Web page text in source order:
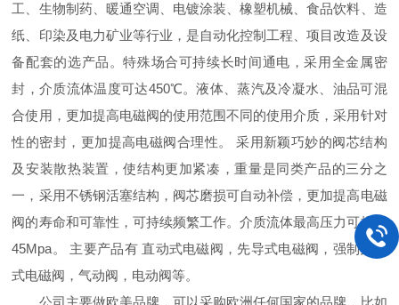
工、生物制药、暖通空调、电镀涂装、橡塑机械、食品饮料、造
纸、印染及电力矿业等行业，是自动化控制工程、项目改造及设
备配套的选产品。特殊场合可持续长时间通电，采用全金属密
封，介质流体温度可达450℃。液体、蒸汽及冷凝水、油品可混
合使用，更加提高电磁阀的使用范围不同的使用介质，采用针对
性的密封，更加提高电磁阀合理性。 采用新颖巧妙的阀芯结构
及安装散热装置，使结构更加紧凑，重量是同类产品的三分之
一，采用不锈钢活塞结构，阀芯磨损可自动补偿，更加提高电磁
阀的寿命和可靠性，可持续频繁工作。介质流体最高压力可提供
45Mpa。 主要产品有 直动式电磁阀，先导式电磁阀，强制先导
式电磁阀，气动阀，电动阀等。
公司主要做欧美品牌，可以采购欧洲任何国家的品牌，比如